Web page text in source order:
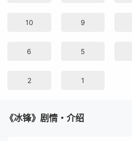
10 9
6 5
2 1
《冰锋》剧情・介绍